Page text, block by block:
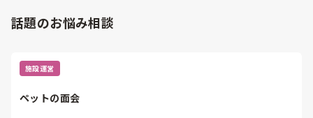
話題のお悩み相談
施設運営
ペットの面会